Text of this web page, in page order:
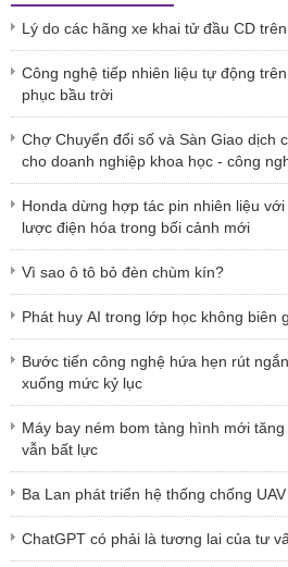
Lý do các hãng xe khai tử đầu CD
Công nghệ tiếp nhiên liệu tự động
phục bầu trời
Chợ Chuyển đổi số và Sàn Giao dịch
cho doanh nghiệp khoa học - công
Honda dừng hợp tác pin nhiên liệu
lược điện hóa trong bối cảnh mới
Vì sao ô tô bỏ đèn chùm kín?
Phát huy AI trong lớp học không biên
Bước tiến công nghệ hứa hẹn rút
xuống mức kỷ lục
Máy bay ném bom tàng hình mới
vẫn bất lực
Ba Lan phát triển hệ thống chống
ChatGPT có phải là tương lai của tư